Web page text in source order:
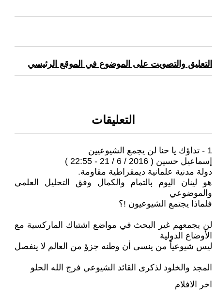
التعليق والتصويت على الموضوع في الموقع الرئيسي
التعليقات
1 - تداؤك يا حنا لن يجمع الشيوعيين
إسماعيل حسين ( 2016 / 6 / 21 - 22:55 )
دولة مدنية علمانية ديمقراطية مقاومة.
هو لينان اليوم بالتمام والكمال وفق التحليل العلمي
والموضوعي
فلماذا يجتمع الشيوعيون !؟
لن يجمعهم غير البحث في مواضع اشتباك الماركسية مع
الأوضاع الدولية
ليس شيوعياً من ينسى أن وطنه جزؤ من العالم لا ينفصل
المجد والخلود لذكرى القائد الشيوعي فرج الله الحلو
اخر الافلام